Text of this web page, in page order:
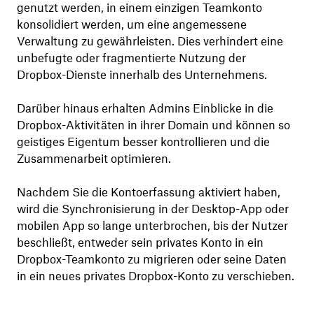
genutzt werden, in einem einzigen Teamkonto
konsolidiert werden, um eine angemessene
Verwaltung zu gewährleisten. Dies verhindert eine
unbefugte oder fragmentierte Nutzung der
Dropbox-Dienste innerhalb des Unternehmens.
Darüber hinaus erhalten Admins Einblicke in die
Dropbox-Aktivitäten in ihrer Domain und können so
geistiges Eigentum besser kontrollieren und die
Zusammenarbeit optimieren.
Nachdem Sie die Kontoerfassung aktiviert haben,
wird die Synchronisierung in der Desktop-App oder
mobilen App so lange unterbrochen, bis der Nutzer
beschließt, entweder sein privates Konto in ein
Dropbox-Teamkonto zu migrieren oder seine Daten
in ein neues privates Dropbox-Konto zu verschieben.